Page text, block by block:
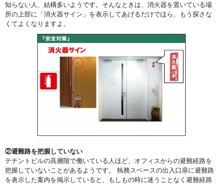
知らない人、結構多いようです。そんなときは、消火器を置いている場
所の上部に「消火器サイン」を表示してあげるだけでほら、もう探さな
くてよくなりますよ。
②避難路を把握していない
テナントビルの高層階で働いている人ほど、オフィスからの避難経路を
把握していないことがあるようです。 執務スペースの出入口扉に避難路
を表示した案内を掲示していると、もしもの時に迷うことなく避難経路